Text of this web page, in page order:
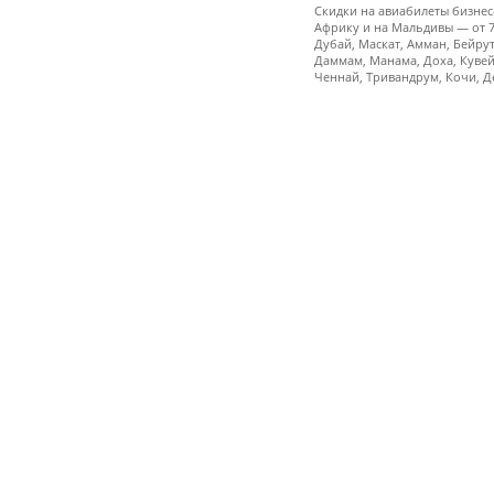
Скидки на авиабилеты
Африку и на Мальдивы — от
Дубай, Маскат, Амман,
Даммам, Манама, Доха,
Ченнай, Тривандрум, Кочи,